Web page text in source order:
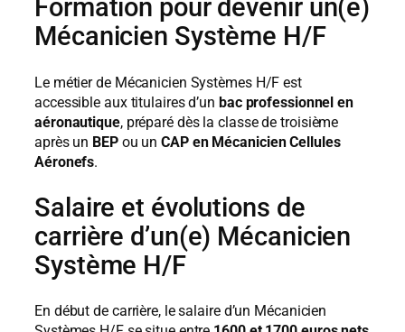
Formation pour devenir un(e)
Mécanicien Système H/F
Le métier de Mécanicien Systèmes H/F est
accessible aux titulaires d’un bac professionnel en
aéronautique, préparé dès la classe de troisième
après un BEPou unCAP en Mécanicien Cellules
Aéronefs.
Salaire et évolutions de
carrière d’un(e) Mécanicien
Système H/F
En début de carrière, le salaire d’un Mécanicien